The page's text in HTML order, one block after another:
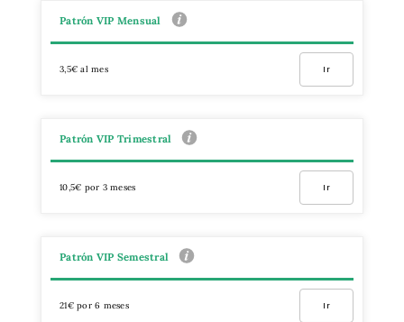
Patrón VIP Mensual
3,5€ al mes Ir
Patrón VIP Trimestral
10,5€ por 3 meses Ir
Patrón VIP Semestral
21€ por 6 meses Ir